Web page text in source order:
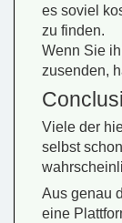
es soviel
zu finden.
Wenn Sie
zusenden,
Viele der
selbst
Aus genau
eine